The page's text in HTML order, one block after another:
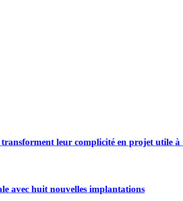
leur complicité en projet utile à
avec huit nouvelles implantations